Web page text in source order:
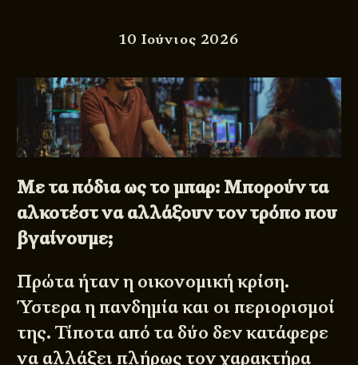
10 Ιούνιος 2026
Με τα πόδια ως το μπαρ: Μπορούν τα
αλκοτέστ να αλλάξουν τον τρόπο που
βγαίνουμε;
Πρώτα ήταν η οικονομική κρίση.
Ύστερα η πανδημία και οι περιορισμοί
της. Τίποτα από τα δύο δεν κατάφερε
να αλλάξει πλήρως τον χαρακτήρα